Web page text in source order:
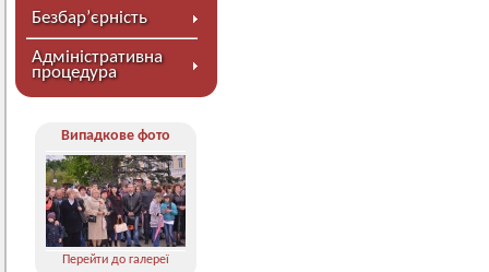
Безбар’єрність
Адміністративна
процедура
Випадкове фото
Перейти до галереї